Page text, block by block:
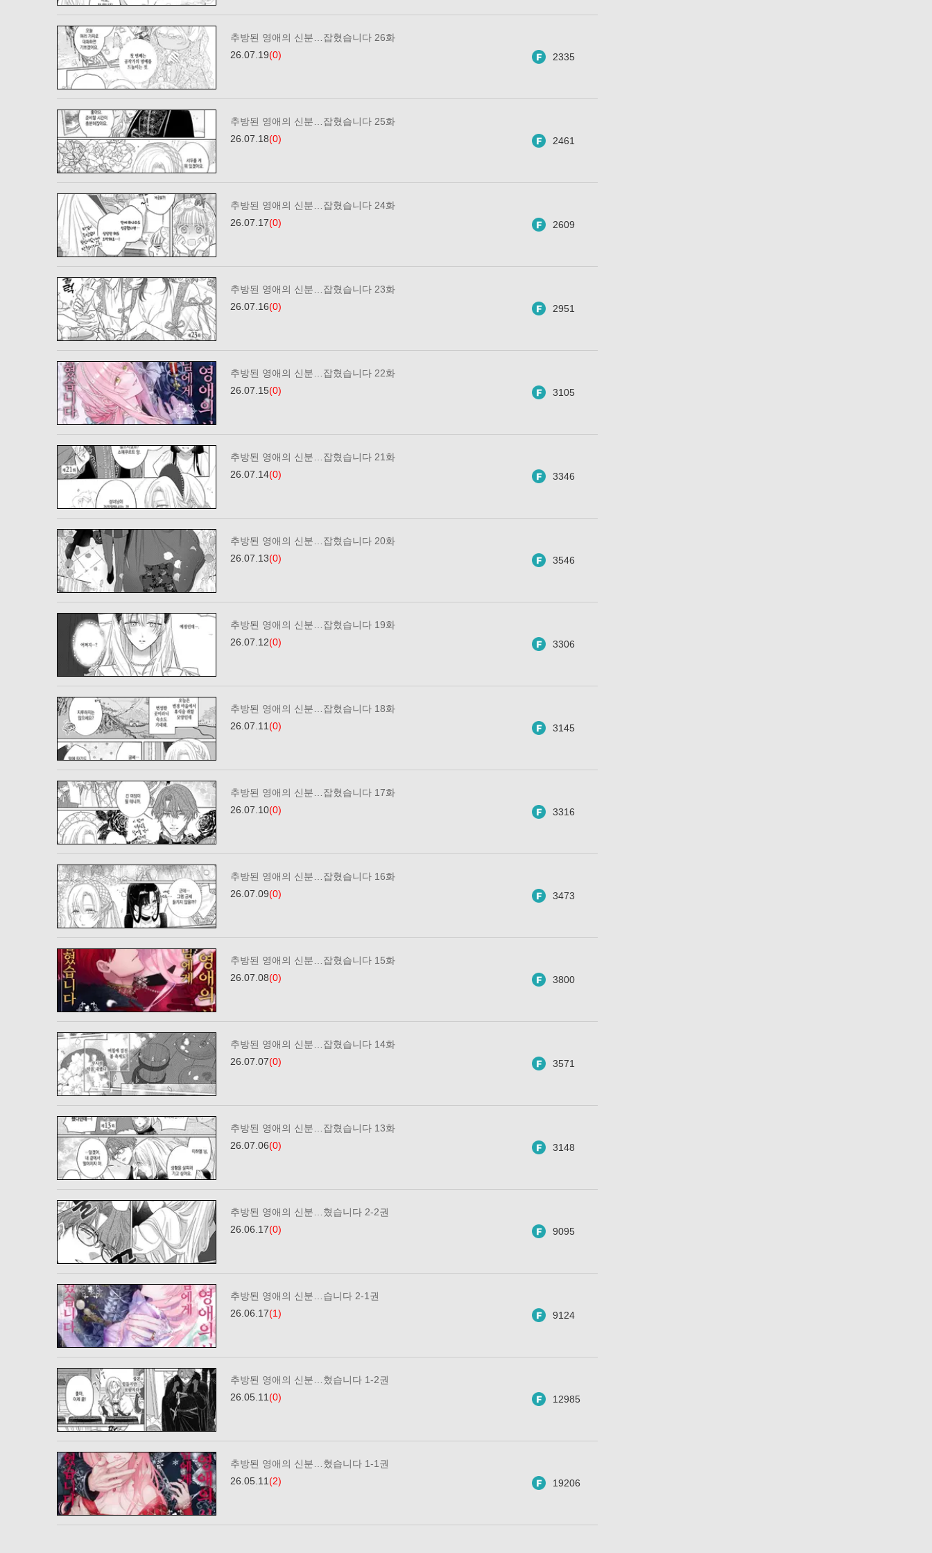
추방된 영애의 신분…잡혔습니다 26화
26.07.19(0) 2335
추방된 영애의 신분…잡혔습니다 25화
26.07.18(0) 2461
추방된 영애의 신분…잡혔습니다 24화
26.07.17(0) 2609
추방된 영애의 신분…잡혔습니다 23화
26.07.16(0) 2951
추방된 영애의 신분…잡혔습니다 22화
26.07.15(0) 3105
추방된 영애의 신분…잡혔습니다 21화
26.07.14(0) 3346
추방된 영애의 신분…잡혔습니다 20화
26.07.13(0) 3546
추방된 영애의 신분…잡혔습니다 19화
26.07.12(0) 3306
추방된 영애의 신분…잡혔습니다 18화
26.07.11(0) 3145
추방된 영애의 신분…잡혔습니다 17화
26.07.10(0) 3316
추방된 영애의 신분…잡혔습니다 16화
26.07.09(0) 3473
추방된 영애의 신분…잡혔습니다 15화
26.07.08(0) 3800
추방된 영애의 신분…잡혔습니다 14화
26.07.07(0) 3571
추방된 영애의 신분…잡혔습니다 13화
26.07.06(0) 3148
추방된 영애의 신분…혔습니다 2-2권
26.06.17(0) 9095
추방된 영애의 신분…습니다 2-1권
26.06.17(1) 9124
추방된 영애의 신분…혔습니다 1-2권
26.05.11(0) 12985
추방된 영애의 신분…혔습니다 1-1권
26.05.11(2) 19206